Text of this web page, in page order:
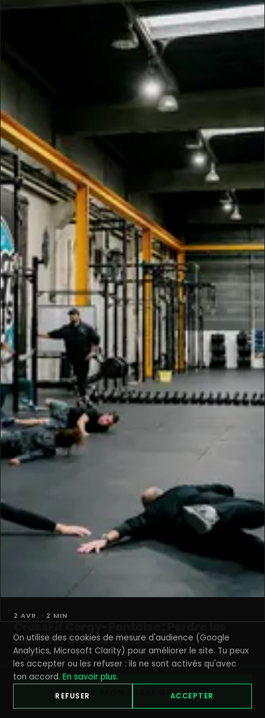
2 AVR. · 2 MIN
CrossFit Cergy-Pontoise : Perdre les
kilos de l'hiver avec le CrossFit
Découvrez comment le CrossFit à Cergy-Pontoise (Val-
d'Oise) vous aide à perdre les kilos d
LIRE→
CROSSFIT GIANTS
RÉSERVER MON ESSAI GRATUIT →
On utilise des cookies de mesure d'audience (Google
Analytics, Microsoft Clarity) pour améliorer le site. Tu peux
les accepter ou les refuser : ils ne sont activés qu'avec
ton accord.En savoir plus.
REFUSER ACCEPTER